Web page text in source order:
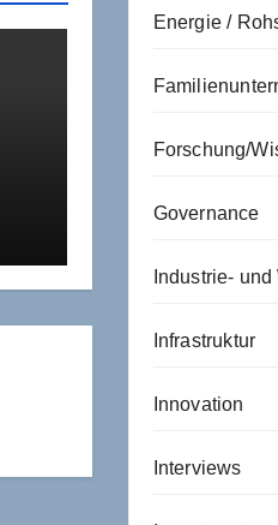
Energie /
Forschung/
Governance
Industrie-
Infrastruktur
Innovation
Interviews